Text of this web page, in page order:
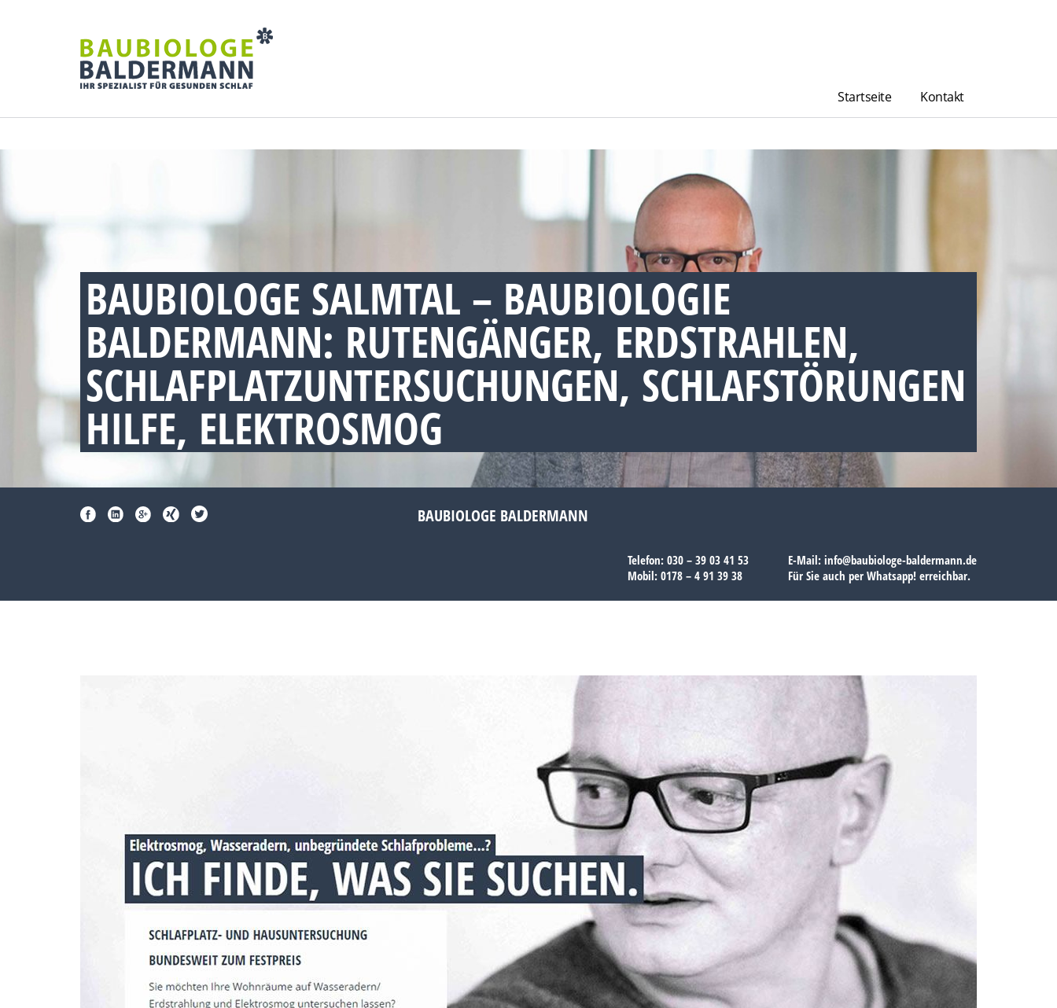
Startseite Kontakt
BAUBIOLOGE SALMTAL – BAUBIOLOGIE
BALDERMANN: RUTENGÄNGER, ERDSTRAHLEN,
SCHLAFPLATZUNTERSUCHUNGEN, SCHLAFSTÖRUNGEN
HILFE, ELEKTROSMOG
BAUBIOLOGE BALDERMANN
Telefon: 030 – 39 03 41 53
Mobil: 0178 – 4 91 39 38
E-Mail: info@baubiologe-baldermann.de
Für Sie auch per Whatsapp! erreichbar.